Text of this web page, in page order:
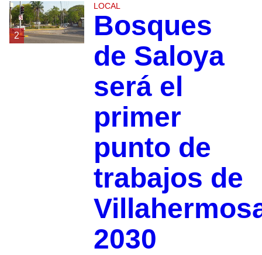
2
LOCAL
Bosques
de Saloya
será el
primer
punto de
trabajos de
2030